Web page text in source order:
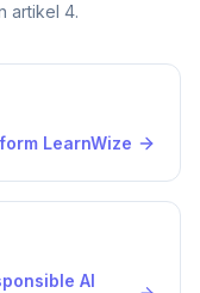
artikel 4.
LearnWize
AI